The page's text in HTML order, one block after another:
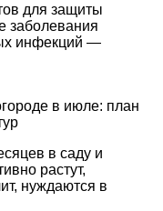
для защиты
заболевания
инфекций —
в июле: план
в саду и
растут,
нуждаются в